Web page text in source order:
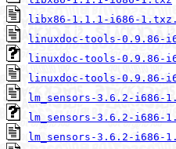
libx86-1.1.1-i686-
linuxdoc-tools-0.9.86-
linuxdoc-tools-0.9.86-
linuxdoc-tools-0.9.86-
lm_sensors-3.6.2-i686-
lm_sensors-3.6.2-i686-
lm_sensors-3.6.2-i686-